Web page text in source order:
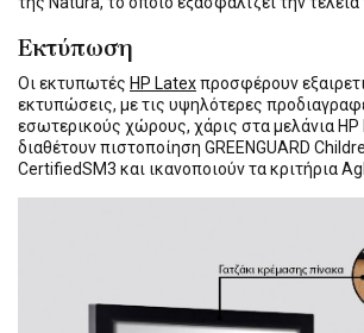
Εκτύπωση
Οι εκτυπωτές HP Latexπροσφέρουν
εκτυπώσεις, με τις υψηλότερες
εσωτερικούς χώρους, χάρις στα μελάνια
διαθέτουν πιστοποίηση GREENGUARD
CertifiedSM3 και ικανοποιούν τα κριτήρια